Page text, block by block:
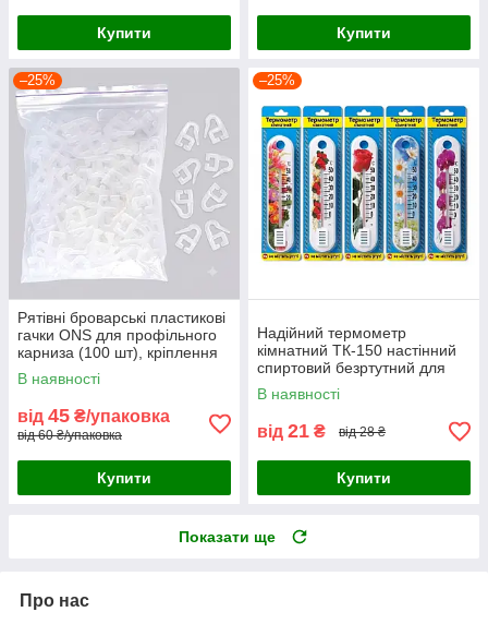
Купити Купити
–25%
Рятівні броварські пластикові
гачки ONS для профільного
карниза (100 шт), кріплення
для тюлю
В наявності
від 45 ₴/упаковка
від 60 ₴/упаковка
Купити
–25%
Надійний термометр
кімнатний ТК-150 настінний
спиртовий безртутний для
дому дачі офісу дитячий
побутовий точний вимірювач
В наявності
від 21 ₴ від 28 ₴
Купити
Показати ще
Про нас